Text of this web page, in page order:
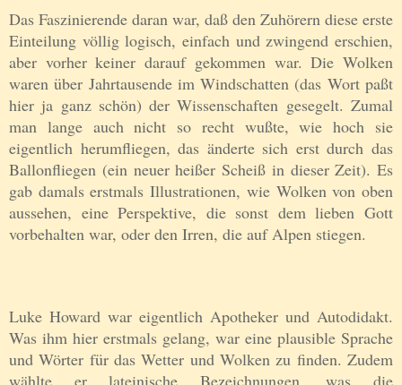
Das Faszinierende daran war, daß den Zuhörern diese erste
Einteilung völlig logisch, einfach und zwingend erschien,
aber vorher keiner darauf gekommen war. Die Wolken
waren über Jahrtausende im Windschatten (das Wort paßt
hier ja ganz schön) der Wissenschaften gesegelt. Zumal
man lange auch nicht so recht wußte, wie hoch sie
eigentlich herumfliegen, das änderte sich erst durch das
Ballonfliegen (ein neuer heißer Scheiß in dieser Zeit). Es
gab damals erstmals Illustrationen, wie Wolken von oben
aussehen, eine Perspektive, die sonst dem lieben Gott
vorbehalten war, oder den Irren, die auf Alpen stiegen.
Luke Howard war eigentlich Apotheker und Autodidakt.
Was ihm hier erstmals gelang, war eine plausible Sprache
und Wörter für das Wetter und Wolken zu finden. Zudem
wählte er lateinische Bezeichnungen, was die